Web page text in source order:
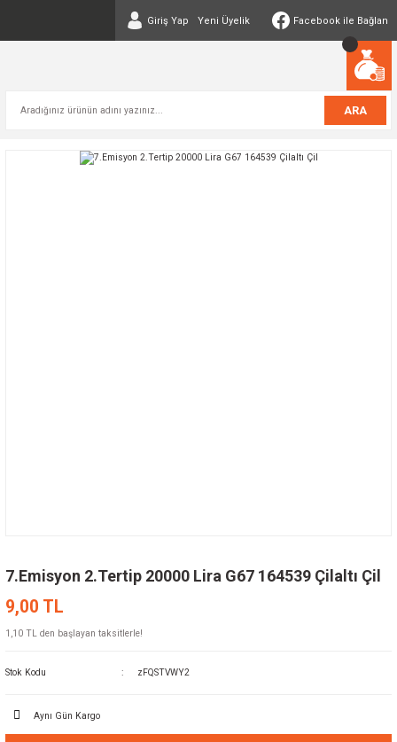
Giriş Yap Yeni Üyelik Facebook ile Bağlan
ARA
7.Emisyon 2.Tertip 20000 Lira G67 164539 Çilaltı Çil
9,00 TL
1,10 TL den başlayan taksitlerle!
Stok Kodu zFQSTVWY2
Aynı Gün Kargo